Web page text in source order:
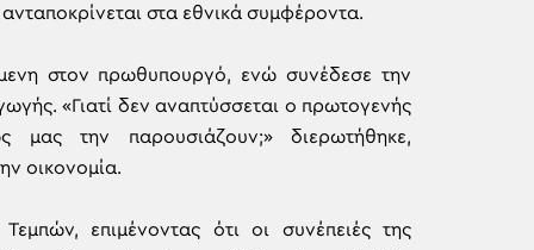
στα εθνικά συμφέροντα.
στον πρωθυπουργό, ενώ συνέδεσε την
«Γιατί δεν αναπτύσσεται ο πρωτογενής
μας την παρουσιάζουν;» διερωτήθηκε,
οικονομία.
επιμένοντας ότι οι συνέπειές της